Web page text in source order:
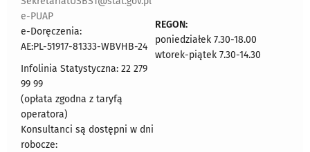
e-PUAP
e-Doręczenia:
AE:PL-51917-81333-WBVHB-24
Infolinia Statystyczna: 22 279
99 99
(opłata zgodna z taryfą
operatora)
Konsultanci są dostępni w dni
robocze:
REGON:
poniedziałek 7.30-18.00
wtorek-piątek 7.30-14.30